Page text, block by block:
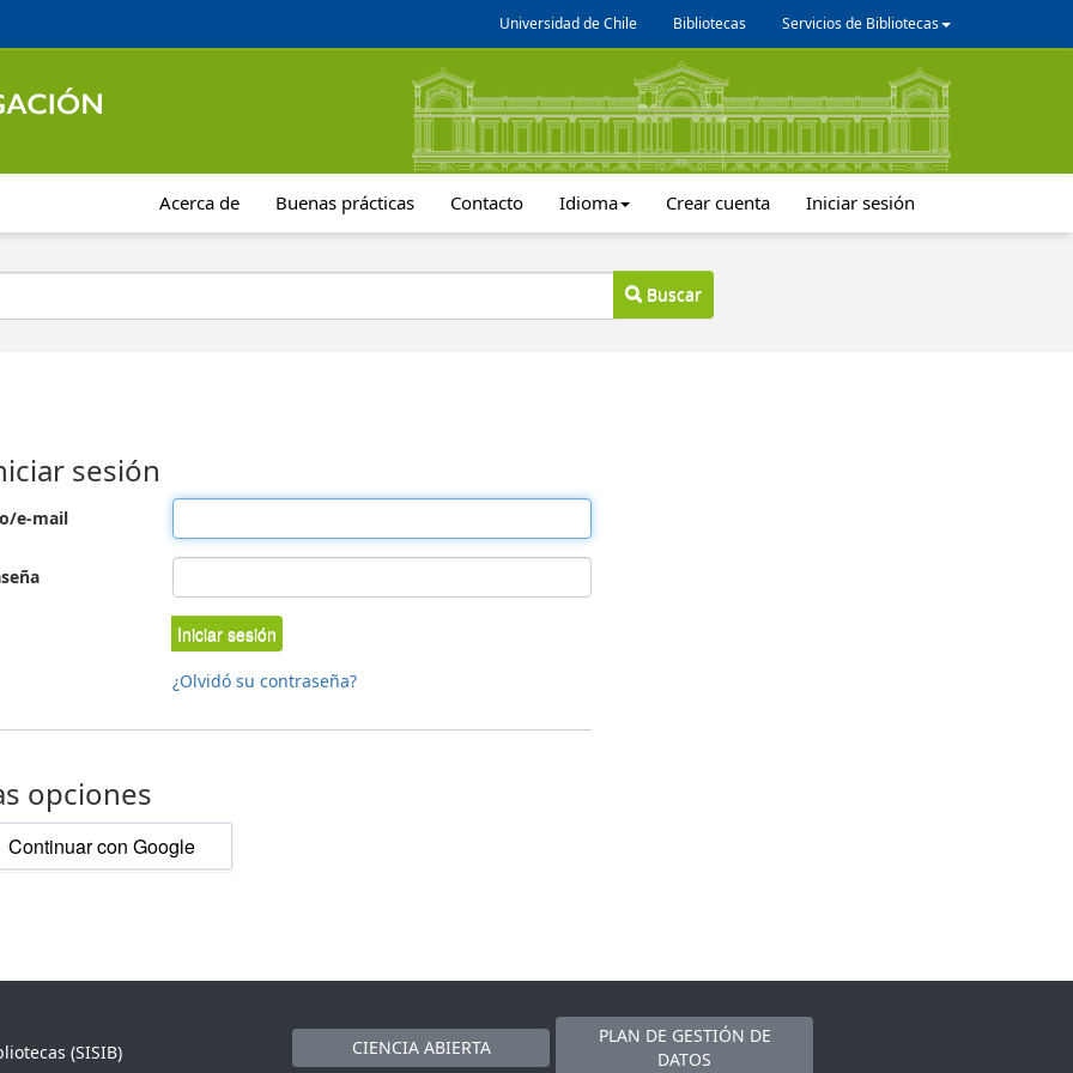
Universidad de Chile Bibliotecas Servicios de Bibliotecas
Acerca de Buenas prácticas Contacto Idioma Crear cuenta Iniciar sesión
Buscar
sesión
e-mail
Iniciar sesión
¿Olvidó su contraseña?
opciones
Continuar con Google
(SISIB)
CIENCIA ABIERTA
PLAN DE GESTIÓN DE
DATOS